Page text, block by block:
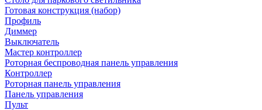
Готовая конструкция (набор)
Профиль
Диммер
Выключатель
Мастер контроллер
Роторная беспроводная панель управления
Контроллер
Роторная панель управления
Панель управления
Пульт